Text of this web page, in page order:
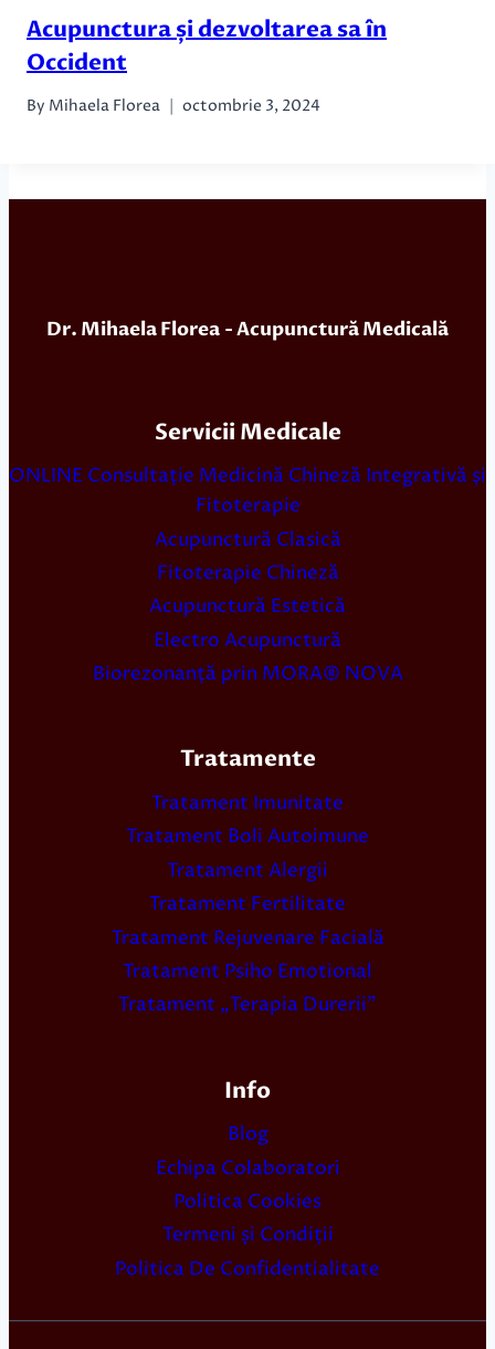
Acupunctura și dezvoltarea sa în
Occident
By Mihaela Florea octombrie 3, 2024
Dr. Mihaela Florea - Acupunctură Medicală
Servicii Medicale
ONLINE Consultație Medicină Chineză Integrativă și
Fitoterapie
Acupunctură Clasică
Fitoterapie Chineză
Acupunctură Estetică
Electro Acupunctură
Biorezonanță prin MORA® NOVA
Tratamente
Tratament Imunitate
Tratament Boli Autoimune
Tratament Alergii
Tratament Fertilitate
Tratament Rejuvenare Facială
Tratament Psiho Emotional
Tratament „Terapia Durerii”
Info
Blog
Echipa Colaboratori
Politica Cookies
Termeni și Condiții
Politica De Confidentialitate